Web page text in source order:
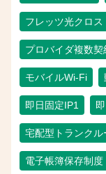
フレッツ光クロス
プロバイダ複数契
モバイルWi-Fi
即日固定IP1
宅配型トランクル
電子帳簿保存制度